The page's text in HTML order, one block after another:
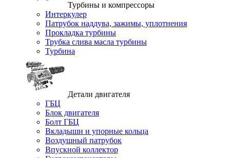
Турбины и компрессоры
Интеркулер
Патрубок наддува, зажимы, уплотнения
Прокладка турбины
Трубка слива масла турбины
Турбина
Детали двигателя
ГБЦ
Блок двигателя
Болт ГБЦ
Вкладыши и упорные кольца
Воздушный патрубок
Впускной коллектор